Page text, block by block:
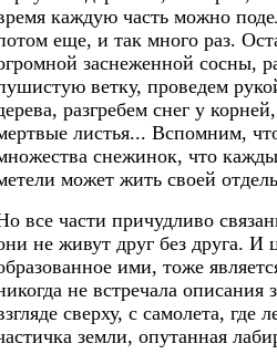
каждую часть можно
еще, и так много раз.
заснеженной сосны,
ветку, проведем
разгребем снег у
листья... Вспомним,
снежинок, что
может жить своей
все части причудливо
не живут друг без друга. И
ими, тоже
не встречала описания
сверху, с самолета,
земли, опутанная